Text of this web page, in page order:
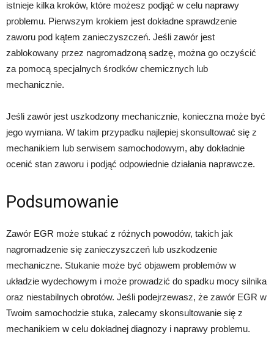
istnieje kilka kroków, które możesz podjąć w celu naprawy
problemu. Pierwszym krokiem jest dokładne sprawdzenie
zaworu pod kątem zanieczyszczeń. Jeśli zawór jest
zablokowany przez nagromadzoną sadzę, można go oczyścić
za pomocą specjalnych środków chemicznych lub
mechanicznie.
Jeśli zawór jest uszkodzony mechanicznie, konieczna może być
jego wymiana. W takim przypadku najlepiej skonsultować się z
mechanikiem lub serwisem samochodowym, aby dokładnie
ocenić stan zaworu i podjąć odpowiednie działania naprawcze.
Podsumowanie
Zawór EGR może stukać z różnych powodów, takich jak
nagromadzenie się zanieczyszczeń lub uszkodzenie
mechaniczne. Stukanie może być objawem problemów w
układzie wydechowym i może prowadzić do spadku mocy silnika
oraz niestabilnych obrotów. Jeśli podejrzewasz, że zawór EGR w
Twoim samochodzie stuka, zalecamy skonsultowanie się z
mechanikiem w celu dokładnej diagnozy i naprawy problemu.